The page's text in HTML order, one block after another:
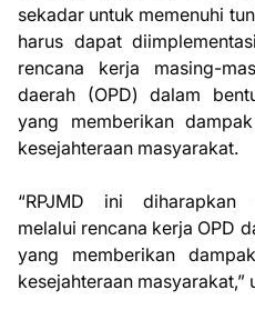
sekadar untuk memenuhi
harus dapat
rencana kerja masing-
daerah (OPD) dalam
yang memberikan
kesejahteraan masyarakat.
“RPJMD ini diharapkan
melalui rencana kerja OPD
yang memberikan
kesejahteraan masyarakat,”